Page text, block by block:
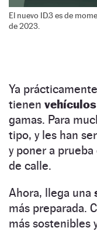
El nuevo ID.3 es de
de 2023.
Ya
tienen
gamas. Para
tipo, y les han
y poner a
de calle.
Ahora, llega una
más preparada.
más sostenibles